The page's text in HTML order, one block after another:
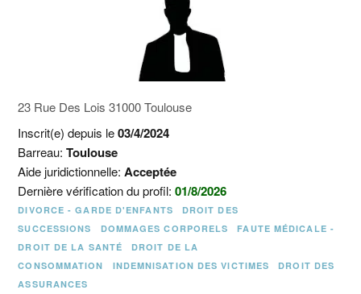
23 Rue Des Lois 31000 Toulouse
Inscrit(e) depuis le03/4/2024
Barreau:Toulouse
Aide juridictionnelle:Acceptée
Dernière vérification du profil:01/8/2026
DIVORCE - GARDE D'ENFANTS
DROIT DES
SUCCESSIONS
DOMMAGES CORPORELS
FAUTE MÉDICALE -
DROIT DE LA SANTÉ
DROIT DE LA
CONSOMMATION
INDEMNISATION DES VICTIMES
DROIT DES
ASSURANCES